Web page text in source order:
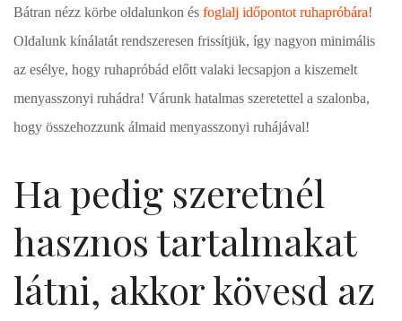
Bátran nézz körbe oldalunkon és foglalj időpontot ruhapróbára!
Oldalunk kínálatát rendszeresen frissítjük, így nagyon minimális
az esélye, hogy ruhapróbád előtt valaki lecsapjon a kiszemelt
menyasszonyi ruhádra! Várunk hatalmas szeretettel a szalonba,
hogy összehozzunk álmaid menyasszonyi ruhájával!
Ha pedig szeretnél
hasznos tartalmakat
látni, akkor kövesd az